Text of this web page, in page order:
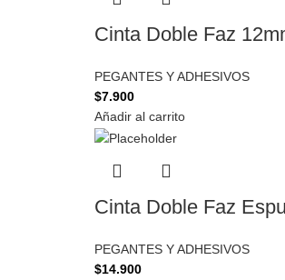
Cinta Doble Faz
PEGANTES Y ADHESIVOS
$7.900
Añadir al carrito
Cinta Doble Faz
PEGANTES Y ADHESIVOS
$14.900